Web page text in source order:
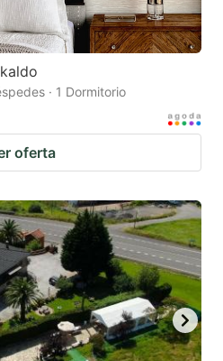
· 1 Dormitorio
oferta